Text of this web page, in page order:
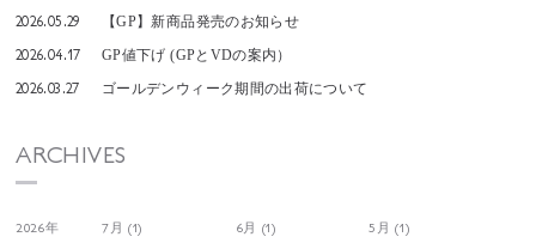
2026.05.29 【GP】新商品発売のお知らせ
2026.04.17 GP値下げ (GPとVDの案内）
2026.03.27 ゴールデンウィーク期間の出荷について
ARCHIVES
2026年 7月 (1) 6月 (1)
5月 (1)